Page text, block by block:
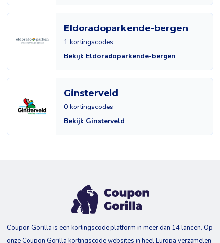
Eldoradoparkende-bergen
1 kortingscodes
Bekijk Eldoradoparkende-bergen
Ginsterveld
0 kortingscodes
Bekijk Ginsterveld
Coupon Gorilla is een kortingscode platform in meer dan 14 landen. Op
onze Coupon Gorilla kortingscode websites in heel Europa verzamelen